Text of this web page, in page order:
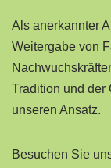
Als anerkannter
Weitergabe von
Tradition und der
unseren Ansatz.
Besuchen Sie